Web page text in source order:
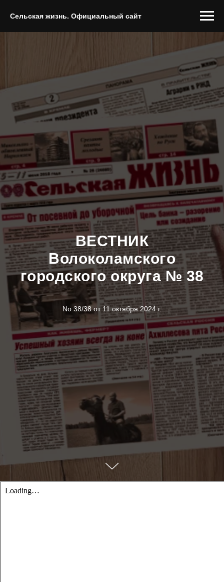
Сельская жизнь. Официальный сайт
ВЕСТНИК
Волоколамского
городского округа № 38
No 38/38 от 11 октября 2024 г.